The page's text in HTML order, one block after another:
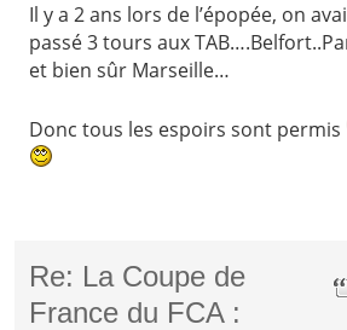
Il y a 2 ans lors de l’épopée, on
passé 3 tours aux
et bien sûr Marseille…
Donc tous les espoirs sont permis
Re: La Coupe de
France du FCA :